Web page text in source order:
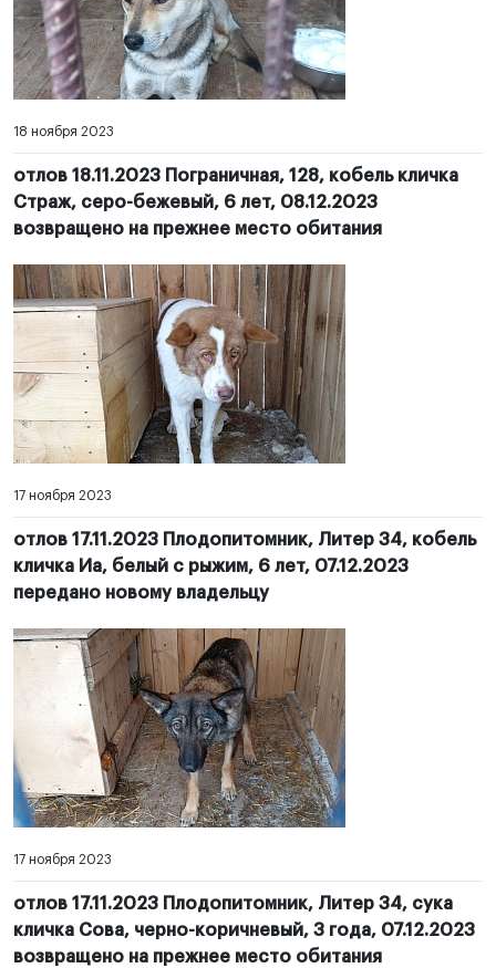
18 ноября 2023
отлов 18.11.2023 Пограничная, 128, кобель кличка
Страж, серо-бежевый, 6 лет, 08.12.2023
возвращено на прежнее место обитания
17 ноября 2023
отлов 17.11.2023 Плодопитомник, Литер 34, кобель
кличка Иа, белый с рыжим, 6 лет, 07.12.2023
передано новому владельцу
17 ноября 2023
отлов 17.11.2023 Плодопитомник, Литер 34, сука
кличка Сова, черно-коричневый, 3 года, 07.12.2023
возвращено на прежнее место обитания